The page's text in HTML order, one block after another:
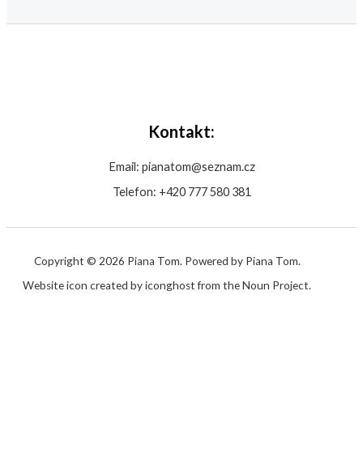
Kontakt:
Email: pianatom@seznam.cz
Telefon: +420 777 580 381
Copyright © 2026 Piana Tom. Powered by Piana Tom.
Website icon created by iconghost from the Noun Project.